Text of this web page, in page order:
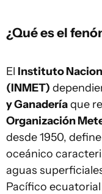
¿Qué es el
El Instituto
(INMET)
y Ganaderíaque
Organización
desde 1950,
oceánico
aguas
Pacífico